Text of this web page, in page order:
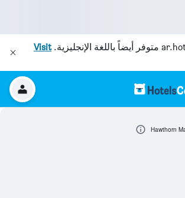
متوفر أيضاً باللغة الإنجليزية.Visit